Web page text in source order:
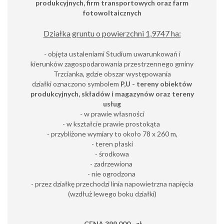
produkcyjnych, firm transportowych oraz farm
fotowoltaicznych
Działka gruntu o powierzchni 1,9747 ha:
- objęta ustaleniami Studium uwarunkowań i
kierunków zagospodarowania przestrzennego gminy
Trzcianka, gdzie obszar występowania
działki oznaczono symbolem P,U - tereny obiektów
produkcyjnych, składów i magazynów oraz tereny
usług
- w prawie własności
- w kształcie prawie prostokąta
- przybliżone wymiary to około 78 x 260 m,
- teren płaski
- środkowa
- zadrzewiona
- nie ogrodzona
- przez działkę przechodzi linia napowietrzna napięcia
(wzdłuż lewego boku działki)